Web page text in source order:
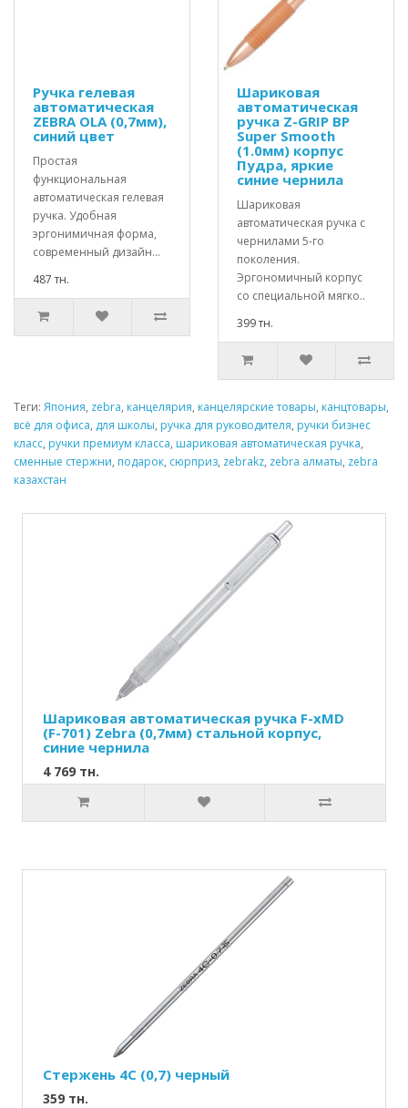
Ручка гелевая
автоматическая
ZEBRA OLA (0,7мм),
синий цвет
Простая
функциональная
автоматическая гелевая
ручка. Удобная
эргонимичная форма,
современный дизайн...
487 тн.
Шариковая
автоматическая
ручка Z-GRIP BP
Super Smooth
(1.0мм) корпус
Пудра, яркие
синие чернила
Шариковая
автоматическая ручка с
чернилами 5-го
поколения.
Эргономичный корпус
со специальной мягко..
399 тн.
Теги: Япония, zebra, канцелярия, канцелярские товары, канцтовары,
всё для офиса, для школы, ручка для руководителя, ручки бизнес
класс, ручки премиум класса, шариковая автоматическая ручка,
сменные стержни, подарок, сюрприз, zebrakz, zebra алматы, zebra
казахстан
Шариковая автоматическая ручка F-xMD
(F-701) Zebra (0,7мм) стальной корпус,
синие чернила
4 769 тн.
Стержень 4С (0,7) черный
359 тн.